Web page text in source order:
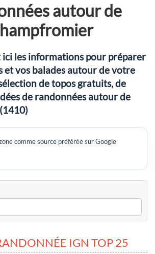
autour de
les informations pour préparer
et vos balades autour de votre
de topos gratuits, de
de randonnées autour de
comme source préférée sur Google
IGN TOP 25